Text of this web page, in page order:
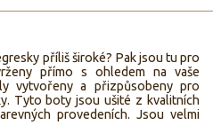
příliš široké? Pak jsou tu pro
přímo s ohledem na vaše
vytvořeny a přizpůsobeny pro
Tyto boty jsou ušité z kvalitních
provedeních. Jsou velmi